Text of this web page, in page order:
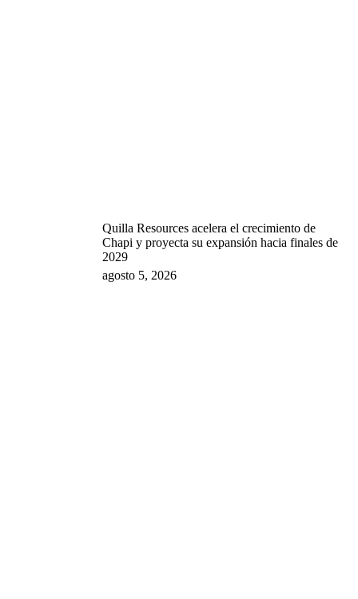
Quilla Resources acelera el crecimiento de
Chapi y proyecta su expansión hacia finales de
2029
agosto 5, 2026